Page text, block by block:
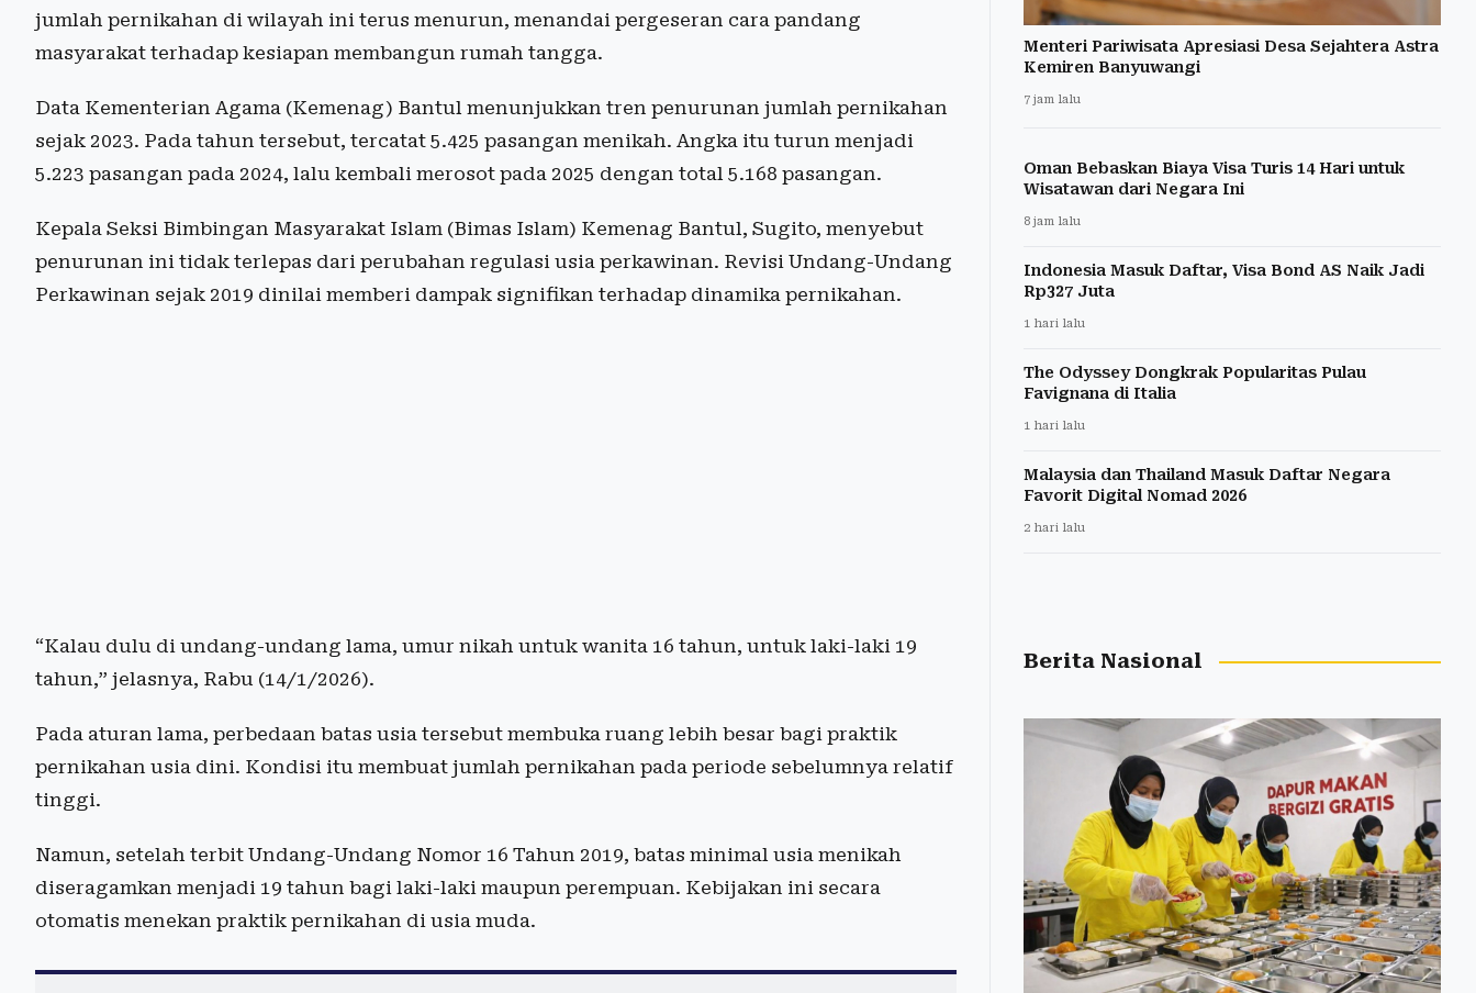
jumlah pernikahan di wilayah ini terus menurun, menandai pergeseran cara pandang
masyarakat terhadap kesiapan membangun rumah tangga.
Data Kementerian Agama (Kemenag) Bantul menunjukkan tren penurunan jumlah pernikahan
sejak 2023. Pada tahun tersebut, tercatat 5.425 pasangan menikah. Angka itu turun menjadi
5.223 pasangan pada 2024, lalu kembali merosot pada 2025 dengan total 5.168 pasangan.
Kepala Seksi Bimbingan Masyarakat Islam (Bimas Islam) Kemenag Bantul, Sugito, menyebut
penurunan ini tidak terlepas dari perubahan regulasi usia perkawinan. Revisi Undang-Undang
Perkawinan sejak 2019 dinilai memberi dampak signifikan terhadap dinamika pernikahan.
“Kalau dulu di undang-undang lama, umur nikah untuk wanita 16 tahun, untuk laki-laki 19
tahun,” jelasnya, Rabu (14/1/2026).
Pada aturan lama, perbedaan batas usia tersebut membuka ruang lebih besar bagi praktik
pernikahan usia dini. Kondisi itu membuat jumlah pernikahan pada periode sebelumnya relatif
tinggi.
Namun, setelah terbit Undang-Undang Nomor 16 Tahun 2019, batas minimal usia menikah
diseragamkan menjadi 19 tahun bagi laki-laki maupun perempuan. Kebijakan ini secara
otomatis menekan praktik pernikahan di usia muda.
Menteri Pariwisata Apresiasi Desa Sejahtera Astra
Kemiren Banyuwangi
7 jam lalu
Oman Bebaskan Biaya Visa Turis 14 Hari untuk
Wisatawan dari Negara Ini
8 jam lalu
Indonesia Masuk Daftar, Visa Bond AS Naik Jadi
Rp327 Juta
1 hari lalu
The Odyssey Dongkrak Popularitas Pulau
Favignana di Italia
1 hari lalu
Malaysia dan Thailand Masuk Daftar Negara
Favorit Digital Nomad 2026
2 hari lalu
Berita Nasional